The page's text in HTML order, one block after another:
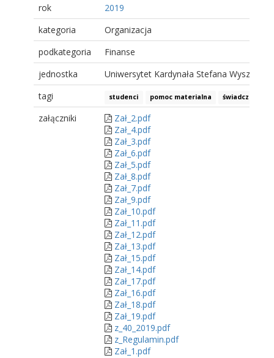
rok
2019
kategoria
Organizacja
podkategoria
Finanse
jednostka
Uniwersytet Kardynała Stefana
tagi
studenci pomoc materialna świadczenia
załączniki
Zał_2.pdf
Zał_4.pdf
Zał_3.pdf
Zał_6.pdf
Zał_5.pdf
Zał_8.pdf
Zał_7.pdf
Zał_9.pdf
Zał_10.pdf
Zał_11.pdf
Zał_12.pdf
Zał_13.pdf
Zał_15.pdf
Zał_14.pdf
Zał_17.pdf
Zał_16.pdf
Zał_18.pdf
Zał_19.pdf
z_40_2019.pdf
z_Regulamin.pdf
Zał_1.pdf